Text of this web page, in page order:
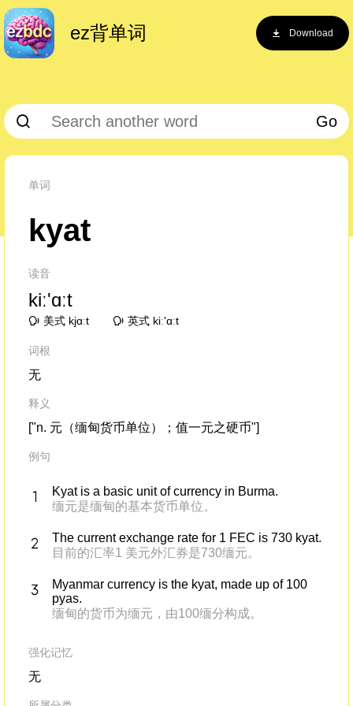
ez背单词 Download
Go
单词
kyat
读音
kiː'ɑːt
美式 kjɑːt 英式 kiː'ɑːt
词根
无
释义
["n. 元（缅甸货币单位）；值一元之硬币"]
例句
Kyat is a basic unit of currency in Burma.
缅元是缅甸的基本货币单位。
The current exchange rate for 1 FEC is 730 kyat.
目前的汇率1 美元外汇券是730缅元。
Myanmar currency is the kyat, made up of 100
pyas.
缅甸的货币为缅元，由100缅分构成。
强化记忆
无